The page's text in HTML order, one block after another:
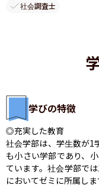
社会調査士
学びの特徴
◎充実した教育
社会学部は、学生数が1
も小さい学部であり、
ています。社会学部で
においてゼミに所属しま